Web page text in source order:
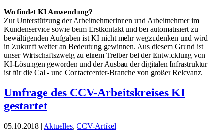
Wo findet KI Anwendung?
Zur Unterstützung der Arbeitnehmerinnen und Arbeitnehmer im
Kundenservice sowie beim Erstkontakt und bei automatisiert zu
bewältigenden Aufgaben ist KI nicht mehr wegzudenken und wird
in Zukunft weiter an Bedeutung gewinnen. Aus diesem Grund ist
unser Wirtschaftszweig zu einem Treiber bei der Entwicklung von
KI-Lösungen geworden und der Ausbau der digitalen Infrastruktur
ist für die Call- und Contactcenter-Branche von großer Relevanz.
Umfrage des CCV-Arbeitskreises KI
gestartet
05.10.2018 | Aktuelles, CCV-Artikel